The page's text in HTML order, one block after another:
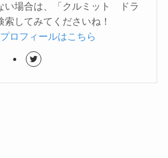
い場合は、「クルミット ドラ
索してみてくださいね！
ロフィールはこちら